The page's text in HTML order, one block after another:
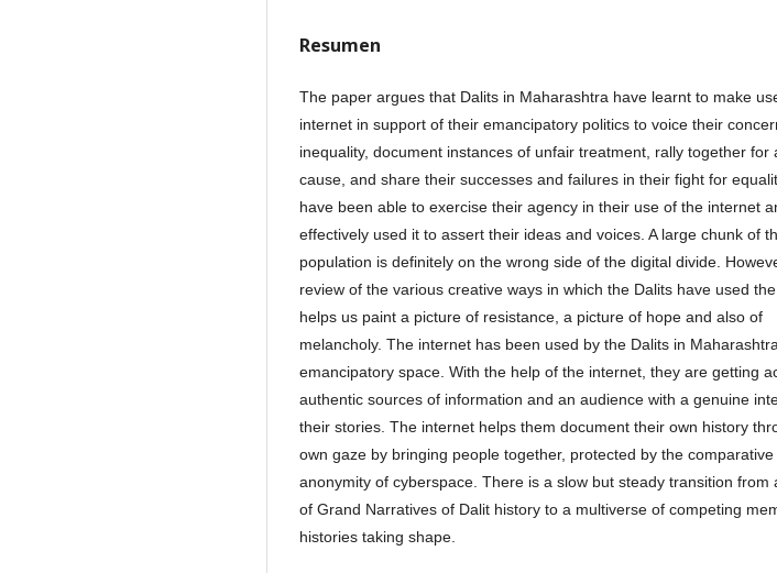
Resumen
The paper argues that Dalits in Maharashtra have learnt to make
internet in support of their emancipatory politics to voice their
inequality, document instances of unfair treatment, rally together for
cause, and share their successes and failures in their fight for
have been able to exercise their agency in their use of the internet
effectively used it to assert their ideas and voices. A large chunk of
population is definitely on the wrong side of the digital divide.
review of the various creative ways in which the Dalits have used
helps us paint a picture of resistance, a picture of hope and also of
melancholy. The internet has been used by the Dalits in
emancipatory space. With the help of the internet, they are getting
authentic sources of information and an audience with a genuine
their stories. The internet helps them document their own history
own gaze by bringing people together, protected by the comparative
anonymity of cyberspace. There is a slow but steady transition from
of Grand Narratives of Dalit history to a multiverse of competing
histories taking shape.